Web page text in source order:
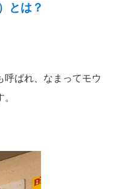
とは？
呼ばれ、なまってモウ